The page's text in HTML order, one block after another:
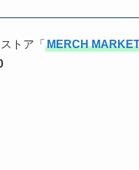
トア「 MERCH